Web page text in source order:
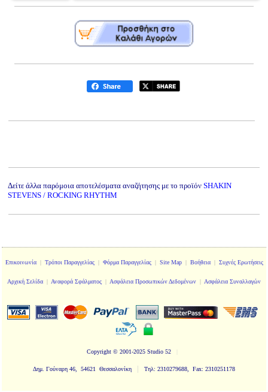
Δείτε άλλα παρόμοια αποτελέσματα αναζήτησης με το προϊόν SHAKIN
STEVENS / ROCKING RHYTHM
Επικοινωνία| Τρόποι Παραγγελίας| Φόρμα Παραγγελίας| Site Map| Βοήθεια| Συχνές Ερωτήσεις
Αρχική Σελίδα | Αναφορά Σφάλματος | Ασφάλεια Προσωπικών Δεδομένων | Ασφάλεια Συναλλαγών
Copyright © 2001-2025 Studio 52
Δημ. Γούναρη 46, 54621 Θεσσαλονίκη | Τηλ: 2310279688, Fax: 2310251178